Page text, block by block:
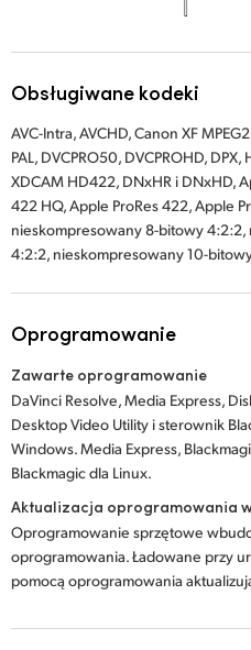
Obsługiwane kodeki
AVC-Intra, AVCHD, Canon XF
PAL, DVCPRO50, DVCPROHD,
XDCAM HD422, DNxHR i DNxHD,
422 HQ, Apple ProRes 422, Apple
nieskompresowany 8-bitowy
4:2:2, nieskompresowany 10-
Oprogramowanie
Zawarte oprogramowanie
DaVinci Resolve, Media Express,
Desktop Video Utility i sterownik
Windows. Media Express,
Blackmagic dla Linux.
Aktualizacja oprogramowania
Oprogramowanie sprzętowe
oprogramowania. Ładowane przy
pomocą oprogramowania